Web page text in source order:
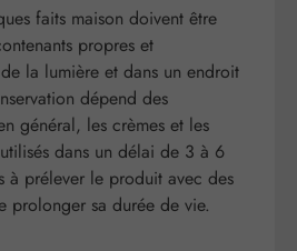
faits maison doivent être
propres et
la lumière et dans un endroit
dépend des
général, les crèmes et les
dans un délai de 3 à 6
à prélever le produit avec des
prolonger sa durée de vie.